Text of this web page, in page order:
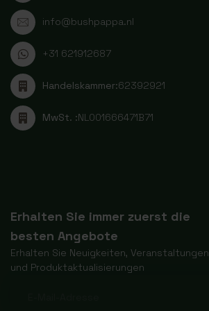
info@bushpappa.nl
+31 621912687
Handelskammer:62392921
MwSt. :NL001666471B71
Erhalten Sie immer zuerst die
besten Angebote
Erhalten Sie Neuigkeiten, Veranstaltungen
und Produktaktualisierungen